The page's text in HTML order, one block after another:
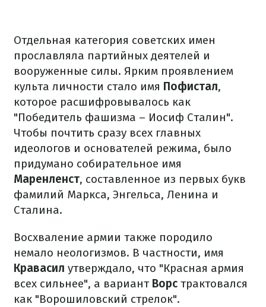
Отдельная категория советских имен
прославляла партийных деятелей и
вооруженные силы. Ярким проявлением
культа личности стало имя Пофистал,
которое расшифровывалось как
"Победитель фашизма – Иосиф Сталин".
Чтобы почтить сразу всех главных
идеологов и основателей режима, было
придумано собирательное имя
Маренленст, составленное из первых букв
фамилий Маркса, Энгельса, Ленина и
Сталина.
Восхваление армии также породило
немало неологизмов. В частности, имя
Кравасил утверждало, что "Красная армия
всех сильнее", а вариант Ворс трактовался
как "Ворошиловский стрелок".